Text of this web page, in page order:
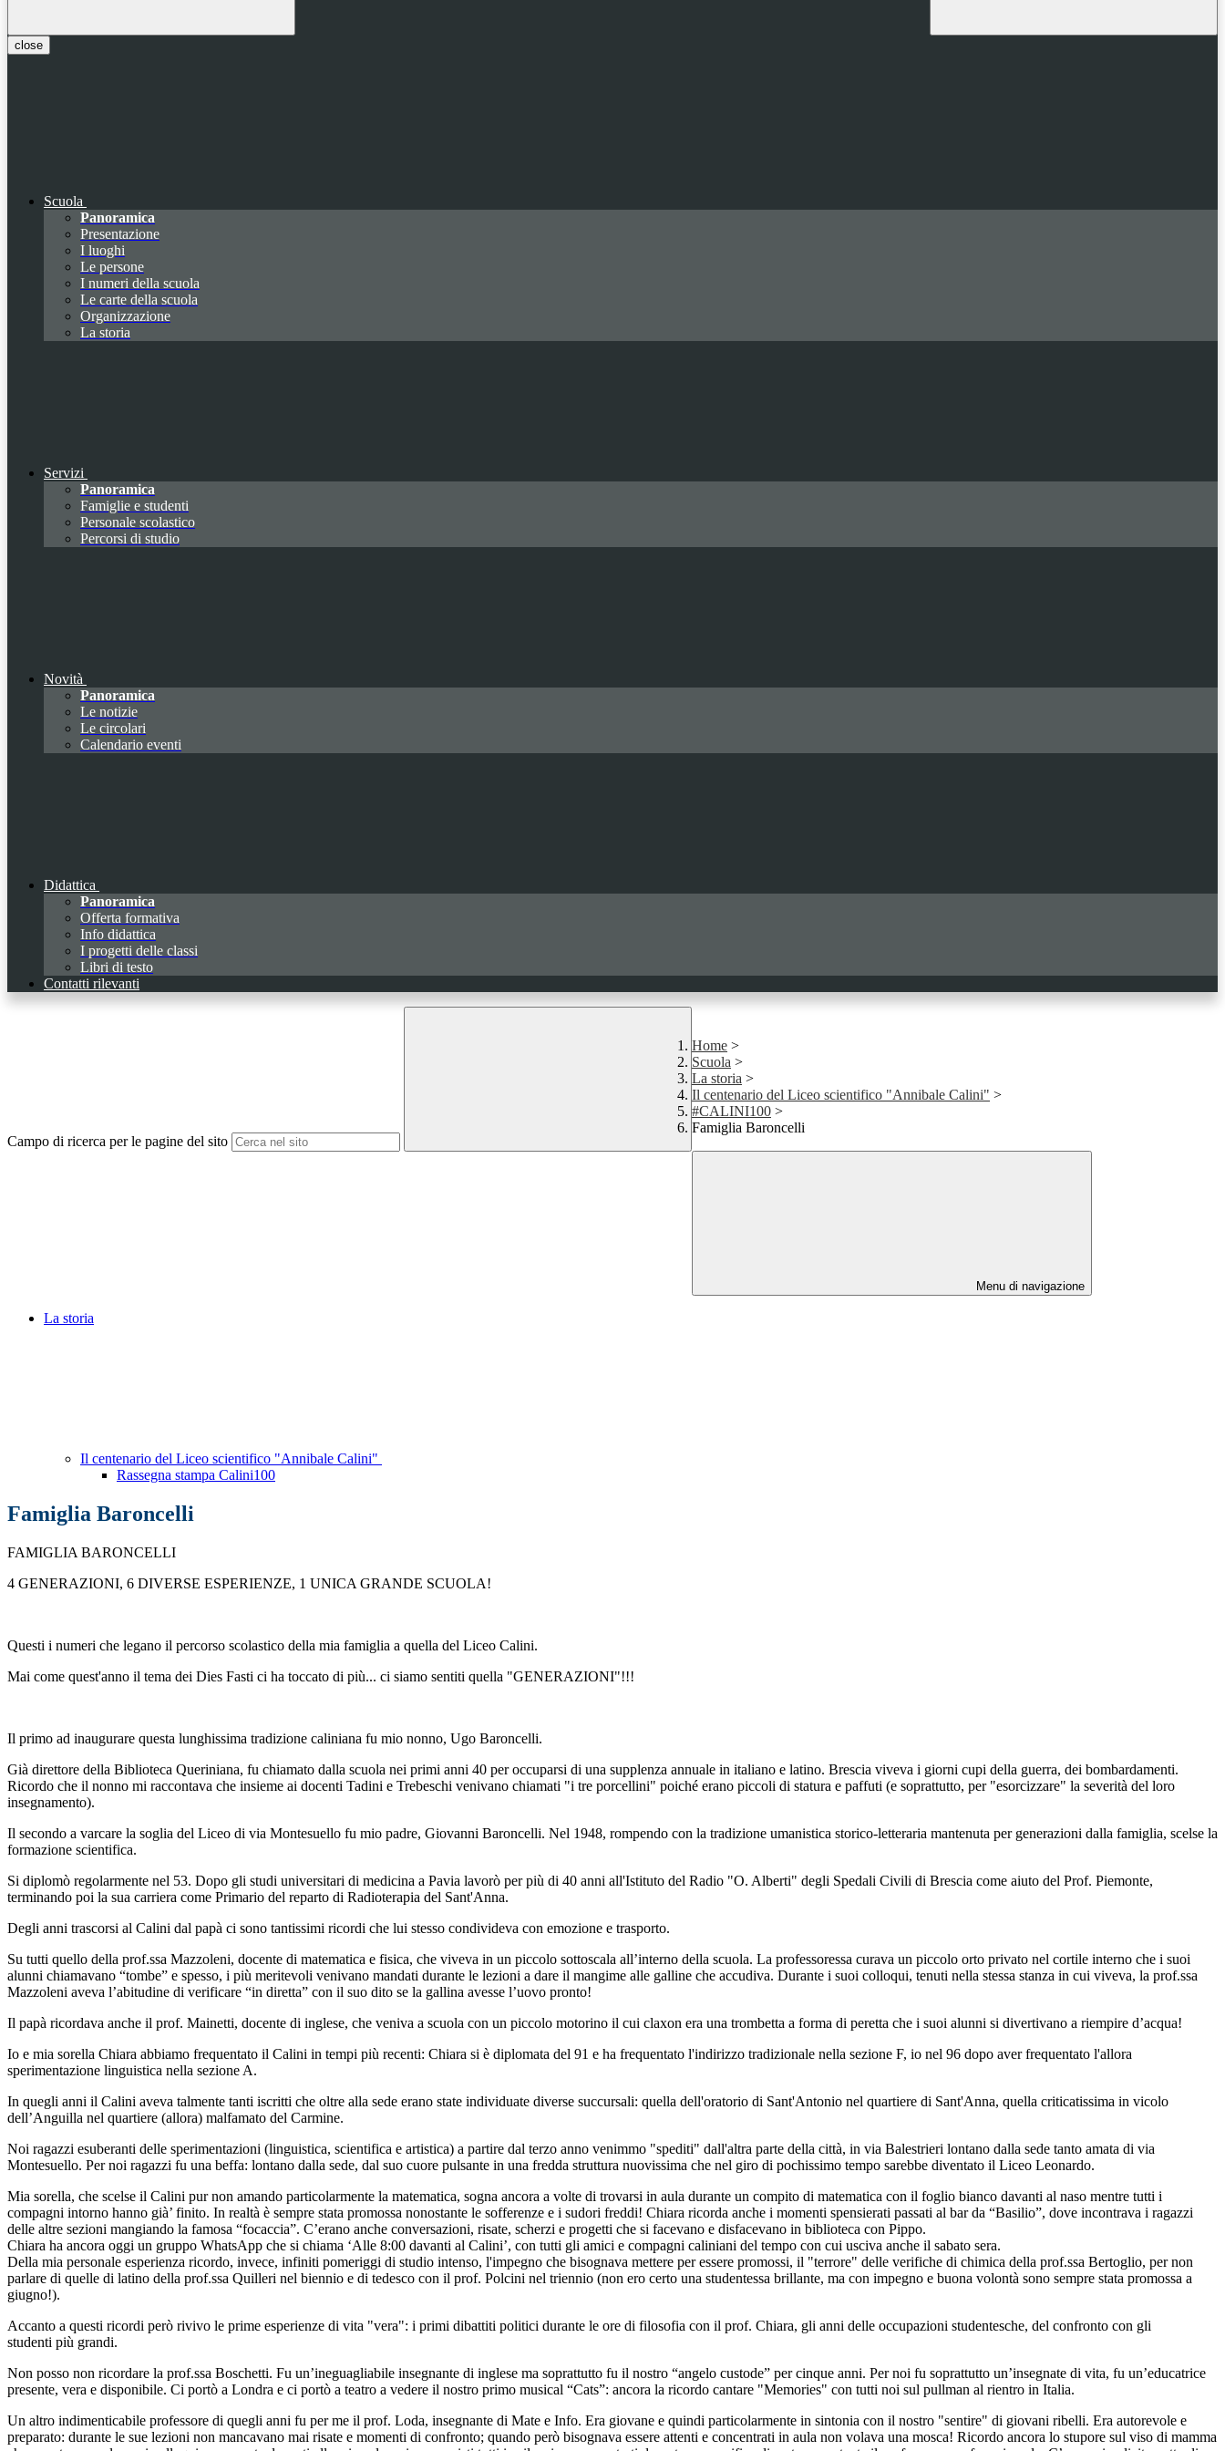
close
Scuola
Panoramica
Presentazione
I luoghi
Le persone
I numeri della scuola
Le carte della scuola
Organizzazione
La storia
Servizi
Panoramica
Famiglie e studenti
Personale scolastico
Percorsi di studio
Novità
Panoramica
Le notizie
Le circolari
Calendario eventi
Didattica
Panoramica
Offerta formativa
Info didattica
I progetti delle classi
Libri di testo
Contatti rilevanti
Campo di ricerca per le pagine del sito
Home >
Scuola >
La storia >
Il centenario del Liceo scientifico "Annibale Calini" >
#CALINI100 >
Famiglia Baroncelli
Menu di navigazione
La storia
Il centenario del Liceo scientifico "Annibale Calini"
Rassegna stampa Calini100
Famiglia Baroncelli
FAMIGLIA BARONCELLI
4 GENERAZIONI, 6 DIVERSE ESPERIENZE, 1 UNICA GRANDE SCUOLA!
Questi i numeri che legano il percorso scolastico della mia famiglia a quella del Liceo Calini.
Mai come quest'anno il tema dei Dies Fasti ci ha toccato di più... ci siamo sentiti quella "GENERAZIONI"!!!
Il primo ad inaugurare questa lunghissima tradizione caliniana fu mio nonno, Ugo Baroncelli.
Già direttore della Biblioteca Queriniana, fu chiamato dalla scuola nei primi anni 40 per occuparsi di una supplenza annuale in italiano e latino. Brescia viveva i giorni cupi della guerra, dei bombardamenti.
Ricordo che il nonno mi raccontava che insieme ai docenti Tadini e Trebeschi venivano chiamati "i tre porcellini" poiché erano piccoli di statura e paffuti (e soprattutto, per "esorcizzare" la severità del loro
insegnamento).
Il secondo a varcare la soglia del Liceo di via Montesuello fu mio padre, Giovanni Baroncelli. Nel 1948, rompendo con la tradizione umanistica storico-letteraria mantenuta per generazioni dalla famiglia, scelse la
formazione scientifica.
Si diplomò regolarmente nel 53. Dopo gli studi universitari di medicina a Pavia lavorò per più di 40 anni all'Istituto del Radio "O. Alberti" degli Spedali Civili di Brescia come aiuto del Prof. Piemonte,
terminando poi la sua carriera come Primario del reparto di Radioterapia del Sant'Anna.
Degli anni trascorsi al Calini dal papà ci sono tantissimi ricordi che lui stesso condivideva con emozione e trasporto.
Su tutti quello della prof.ssa Mazzoleni, docente di matematica e fisica, che viveva in un piccolo sottoscala all’interno della scuola. La professoressa curava un piccolo orto privato nel cortile interno che i suoi
alunni chiamavano “tombe” e spesso, i più meritevoli venivano mandati durante le lezioni a dare il mangime alle galline che accudiva. Durante i suoi colloqui, tenuti nella stessa stanza in cui viveva, la prof.ssa
Mazzoleni aveva l’abitudine di verificare “in diretta” con il suo dito se la gallina avesse l’uovo pronto!
Il papà ricordava anche il prof. Mainetti, docente di inglese, che veniva a scuola con un piccolo motorino il cui claxon era una trombetta a forma di peretta che i suoi alunni si divertivano a riempire d’acqua!
Io e mia sorella Chiara abbiamo frequentato il Calini in tempi più recenti: Chiara si è diplomata del 91 e ha frequentato l'indirizzo tradizionale nella sezione F, io nel 96 dopo aver frequentato l'allora
sperimentazione linguistica nella sezione A.
In quegli anni il Calini aveva talmente tanti iscritti che oltre alla sede erano state individuate diverse succursali: quella dell'oratorio di Sant'Antonio nel quartiere di Sant'Anna, quella criticatissima in vicolo
dell’Anguilla nel quartiere (allora) malfamato del Carmine.
Noi ragazzi esuberanti delle sperimentazioni (linguistica, scientifica e artistica) a partire dal terzo anno venimmo "spediti" dall'altra parte della città, in via Balestrieri lontano dalla sede tanto amata di via
Montesuello. Per noi ragazzi fu una beffa: lontano dalla sede, dal suo cuore pulsante in una fredda struttura nuovissima che nel giro di pochissimo tempo sarebbe diventato il Liceo Leonardo.
Mia sorella, che scelse il Calini pur non amando particolarmente la matematica, sogna ancora a volte di trovarsi in aula durante un compito di matematica con il foglio bianco davanti al naso mentre tutti i
compagni intorno hanno già’ finito. In realtà è sempre stata promossa nonostante le sofferenze e i sudori freddi! Chiara ricorda anche i momenti spensierati passati al bar da “Basilio”, dove incontrava i ragazzi
delle altre sezioni mangiando la famosa “focaccia”. C’erano anche conversazioni, risate, scherzi e progetti che si facevano e disfacevano in biblioteca con Pippo.
Chiara ha ancora oggi un gruppo WhatsApp che si chiama ‘Alle 8:00 davanti al Calini’, con tutti gli amici e compagni caliniani del tempo con cui usciva anche il sabato sera.
Della mia personale esperienza ricordo, invece, infiniti pomeriggi di studio intenso, l'impegno che bisognava mettere per essere promossi, il "terrore" delle verifiche di chimica della prof.ssa Bertoglio, per non
parlare di quelle di latino della prof.ssa Quilleri nel biennio e di tedesco con il prof. Polcini nel triennio (non ero certo una studentessa brillante, ma con impegno e buona volontà sono sempre stata promossa a
giugno!).
Accanto a questi ricordi però rivivo le prime esperienze di vita "vera": i primi dibattiti politici durante le ore di filosofia con il prof. Chiara, gli anni delle occupazioni studentesche, del confronto con gli
studenti più grandi.
Non posso non ricordare la prof.ssa Boschetti. Fu un’ineguagliabile insegnante di inglese ma soprattutto fu il nostro “angelo custode” per cinque anni. Per noi fu soprattutto un’insegnate di vita, fu un’educatrice
presente, vera e disponibile. Ci portò a Londra e ci portò a teatro a vedere il nostro primo musical “Cats”: ancora la ricordo cantare "Memories" con tutti noi sul pullman al rientro in Italia.
Un altro indimenticabile professore di quegli anni fu per me il prof. Loda, insegnante di Mate e Info. Era giovane e quindi particolarmente in sintonia con il nostro "sentire" di giovani ribelli. Era autorevole e
preparato: durante le sue lezioni non mancavano mai risate e momenti di confronto; quando però bisognava essere attenti e concentrati in aula non volava una mosca! Ricordo ancora lo stupore sul viso di mamma